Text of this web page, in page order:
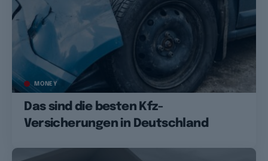
MONEY
Das sind die besten Kfz-
Versicherungen in Deutschland